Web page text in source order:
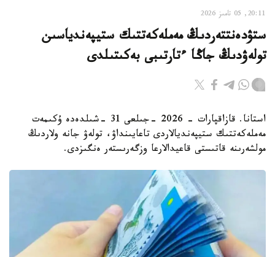
20:11, 05 تامىز 2026
ستۋدەنتتەردىڭ مەملەكەتتىك ستيپەندياسىن
تولەۋدىڭ جاڭا ءتارتىبى بەكىتىلدى
استانا. قازاقپارات - 2026 -جىلعى 31 -شىلدەدە ۇكىمەت
مەملەكەتتىك ستيپەنديالاردى تاعايىنداۋ، تولەۋ جانە ولاردىڭ
مولشەرىنە قاتىستى قاعيدالارعا وزگەرىستەر ەنگىزدى.